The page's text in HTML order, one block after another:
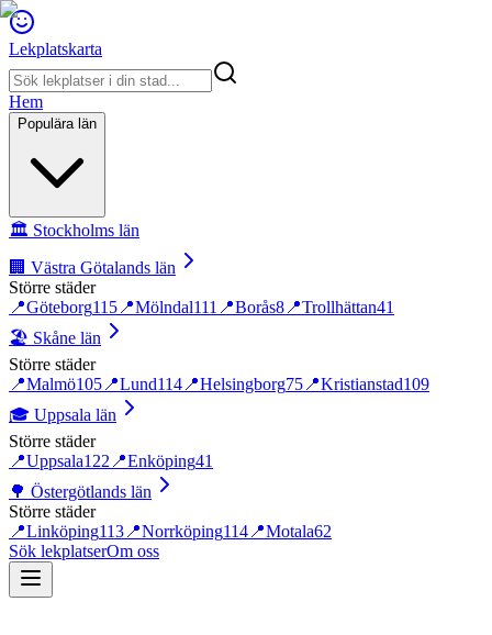
Lekplatskarta
Hem
Populära län
🏛️ Stockholms län
🏢 Västra Götalands län
Större städer
📍Göteborg115 📍Mölndal111 📍Borås8 📍Trollhättan41
🏖️ Skåne län
Större städer
📍Malmö105 📍Lund114 📍Helsingborg75 📍Kristianstad109
🎓 Uppsala län
Större städer
📍Uppsala122 📍Enköping41
🌳 Östergötlands län
Större städer
📍Linköping113 📍Norrköping114 📍Motala62
Sök lekplatserOm oss